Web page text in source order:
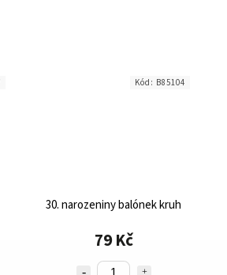
30. narozeniny balónek kruh
79 Kč
Kód: B85104